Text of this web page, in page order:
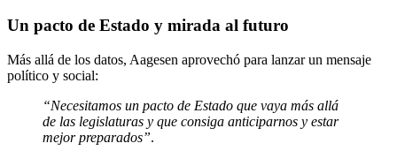
Un pacto de Estado y mirada al futuro
Más allá de los datos, Aagesen aprovechó para lanzar un mensaje
político y social:
“Necesitamos un pacto de Estado que vaya más allá
de las legislaturas y que consiga anticiparnos y estar
mejor preparados”.